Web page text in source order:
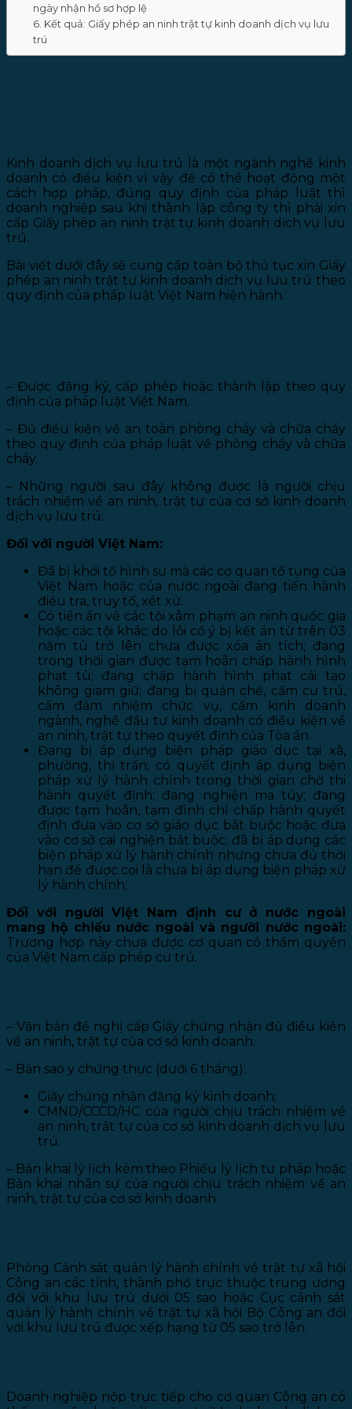
ngày nhận hồ sơ hợp lệ
6. Kết quả: Giấy phép an ninh trật tự kinh doanh dịch vụ lưu
trú
Kinh doanh dịch vụ lưu trú là một ngành nghề kinh
doanh có điều kiện vì vậy để có thể hoạt động một
cách hợp pháp, đúng quy định của pháp luật thì
doanh nghiệp sau khi thành lập công ty thì phải xin
cấp Giấy phép an ninh trật tự kinh doanh dịch vụ lưu
trú.
Bài viết dưới đây sẽ cung cấp toàn bộ thủ tục xin Giấy
phép an ninh trật tự kinh doanh dịch vụ lưu trú theo
quy định của pháp luật Việt Nam hiện hành.
– Được đăng ký, cấp phép hoặc thành lập theo quy
định của pháp luật Việt Nam.
– Đủ điều kiện về an toàn phòng cháy và chữa cháy
theo quy định của pháp luật về phòng cháy và chữa
cháy.
– Những người sau đây không được là người chịu
trách nhiệm về an ninh, trật tự của cơ sở kinh doanh
dịch vụ lưu trú:
Đối với người Việt Nam:
Đã bị khởi tố hình sự mà các cơ quan tố tụng của
Việt Nam hoặc của nước ngoài đang tiến hành
điều tra, truy tố, xét xử.
Có tiền án về các tội xâm phạm an ninh quốc gia
hoặc các tội khác do lỗi cố ý bị kết án từ trên 03
năm tù trở lên chưa được xóa án tích; đang
trong thời gian được tạm hoãn chấp hành hình
phạt tù; đang chấp hành hình phạt cải tạo
không giam giữ; đang bị quản chế, cấm cư trú,
cấm đảm nhiệm chức vụ, cấm kinh doanh
ngành, nghề đầu tư kinh doanh có điều kiện về
an ninh, trật tự theo quyết định của Tòa án.
Đang bị áp dụng biện pháp giáo dục tại xã,
phường, thị trấn; có quyết định áp dụng biện
pháp xử lý hành chính trong thời gian chờ thi
hành quyết định; đang nghiện ma túy; đang
được tạm hoãn, tạm đình chỉ chấp hành quyết
định đưa vào cơ sở giáo dục bắt buộc hoặc đưa
vào cơ sở cai nghiện bắt buộc; đã bị áp dụng các
biện pháp xử lý hành chính nhưng chưa đủ thời
hạn để được coi là chưa bị áp dụng biện pháp xử
lý hành chính;
Đối với người Việt Nam định cư ở nước ngoài
mang hộ chiếu nước ngoài và người nước ngoài:
Trương hợp này chưa được cơ quan có thẩm quyền
của Việt Nam cấp phép cư trú.
– Văn bản đề nghị cấp Giấy chứng nhận đủ điều kiện
về an ninh, trật tự của cơ sở kinh doanh.
– Bản sao y chứng thực (dưới 6 tháng):
Giấy chứng nhận đăng ký kinh doanh;
CMND/CCCD/HC của người chịu trách nhiệm về
an ninh, trật tự của cơ sở kinh doanh dịch vụ lưu
trú.
– Bản khai lý lịch kèm theo Phiếu lý lịch tư pháp hoặc
Bản khai nhân sự của người chịu trách nhiệm về an
ninh, trật tự của cơ sở kinh doanh.
Phòng Cảnh sát quản lý hành chính về trật tự xã hội
Công an các tỉnh, thành phố trực thuộc trung ương
đối với khu lưu trú dưới 05 sao hoặc Cục cảnh sát
quản lý hành chính về trật tự xã hội Bộ Công an đối
với khu lưu trú được xếp hạng từ 05 sao trở lên.
Doanh nghiệp nộp trực tiếp cho cơ quan Công an có